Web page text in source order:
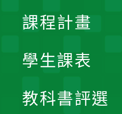
課程計畫
學生課表
教科書評選